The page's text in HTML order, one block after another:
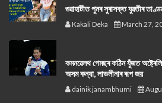
গুৱাহাটীত পুনৰ সুৰাসক্ত যুৱতীৰ
Kakali Deka March 27,
কমনৱেলথ গেমছৰ কঠিন যুঁজত
অসম কন্যা, লাভলীনাৰ ৰূপ জয়
dainik janambhumi